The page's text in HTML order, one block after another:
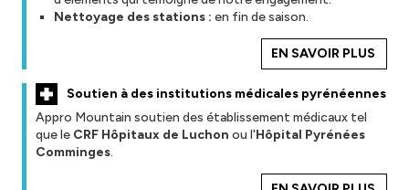
Nettoyage des stations : en fin de saison.
EN SAVOIR PLUS
Soutien à des institutions médicales pyrénéennes
Appro Mountain soutien des établissement médicaux tel
que le CRF Hôpitaux de Luchon ou l'Hôpital Pyrénées
Comminges.